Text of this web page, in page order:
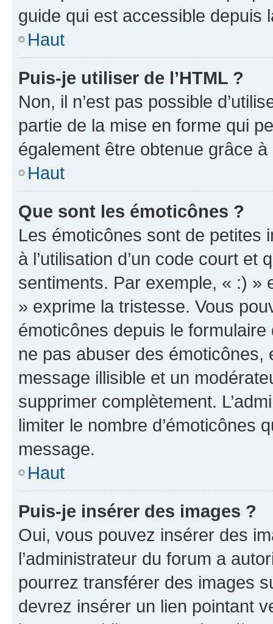
guide qui est accessible depuis
Haut
Puis-je utiliser de l’HTML ?
Non, il n’est pas possible
partie de la mise en forme qui
également être obtenue grâce à
Haut
Que sont les émoticônes ?
Les émoticônes sont de petites
à l’utilisation d’un code court et
sentiments. Par exemple, « :) »
» exprime la tristesse. Vous
émoticônes depuis le
ne pas abuser des
message illisible et un
supprimer complètement.
limiter le nombre d’émoticônes
message.
Haut
Puis-je insérer des images ?
Oui, vous pouvez insérer des
l’administrateur du forum a
pourrez transférer des images
devrez insérer un lien pointant